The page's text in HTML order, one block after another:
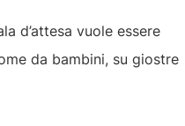
d’attesa vuole essere
da bambini, su giostre